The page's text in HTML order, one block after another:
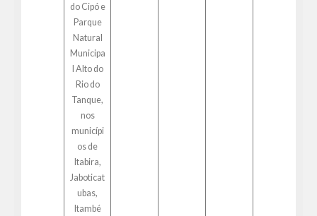
do Cipó e
Parque
Natural
Municipa
l Alto do
Rio do
Tanque,
nos
municípi
os de
Itabira,
Jaboticat
ubas,
Itambé